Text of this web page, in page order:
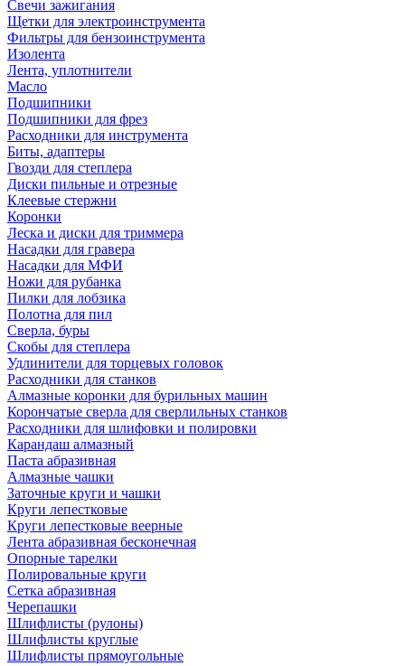
Свечи зажигания
Щетки для электроинструмента
Фильтры для бензоинструмента
Изолента
Лента, уплотнители
Масло
Подшипники
Подшипники для фрез
Расходники для инструмента
Биты, адаптеры
Гвозди для степлера
Диски пильные и отрезные
Клеевые стержни
Коронки
Леска и диски для триммера
Насадки для гравера
Насадки для МФИ
Ножи для рубанка
Пилки для лобзика
Полотна для пил
Сверла, буры
Скобы для степлера
Удлинители для торцевых головок
Расходники для станков
Алмазные коронки для бурильных машин
Корончатые сверла для сверлильных станков
Расходники для шлифовки и полировки
Карандаш алмазный
Паста абразивная
Алмазные чашки
Заточные круги и чашки
Круги лепестковые
Круги лепестковые веерные
Лента абразивная бесконечная
Опорные тарелки
Полировальные круги
Сетка абразивная
Черепашки
Шлифлисты (рулоны)
Шлифлисты круглые
Шлифлисты прямоугольные